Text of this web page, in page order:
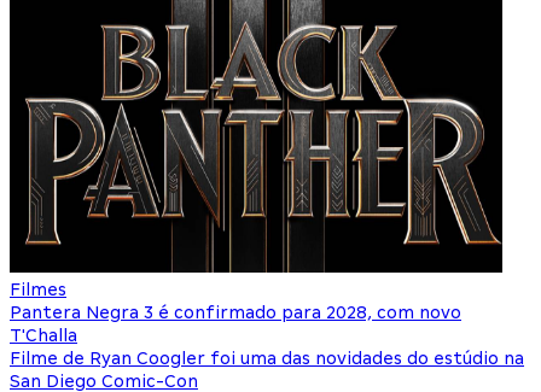
Filmes
Pantera Negra 3 é confirmado para 2028, com novo
T'Challa
Filme de Ryan Coogler foi uma das novidades do estúdio na
San Diego Comic-Con